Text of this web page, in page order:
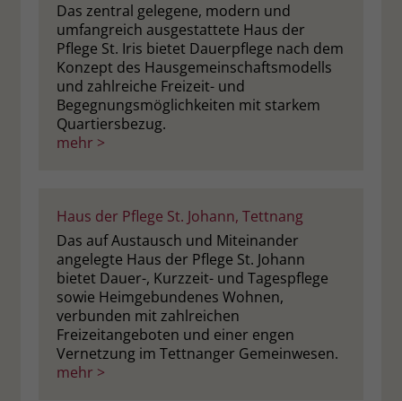
Das zentral gelegene, modern und
umfangreich ausgestattete Haus der
Pflege St. Iris bietet Dauerpflege nach dem
Konzept des Hausgemeinschaftsmodells
und zahlreiche Freizeit- und
Begegnungsmöglichkeiten mit starkem
Quartiersbezug.
mehr >
Haus der Pflege St. Johann, Tettnang
Das auf Austausch und Miteinander
angelegte Haus der Pflege St. Johann
bietet Dauer-, Kurzzeit- und Tagespflege
sowie Heimgebundenes Wohnen,
verbunden mit zahlreichen
Freizeitangeboten und einer engen
Vernetzung im Tettnanger Gemeinwesen.
mehr >